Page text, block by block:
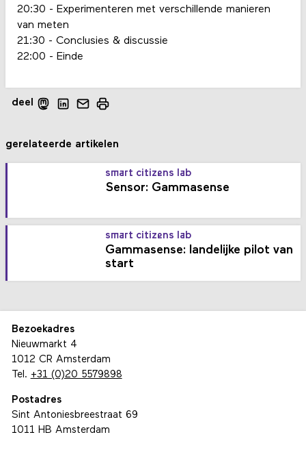
20:30 - Experimenteren met verschillende manieren
van meten
21:30 - Conclusies & discussie
22:00 - Einde
deel
gerelateerde artikelen
smart citizens lab
Sensor: Gammasense
smart citizens lab
Gammasense: landelijke pilot van
start
Bezoekadres
Nieuwmarkt 4
1012 CR Amsterdam
Tel. +31 (0)20 5579898
Postadres
Sint Antoniesbreestraat 69
1011 HB Amsterdam